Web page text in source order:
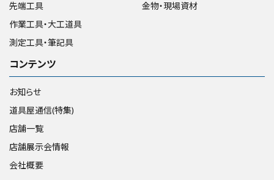
先端工具
作業工具・大工道具
測定工具・筆記具
金物・現場資材
コンテンツ
お知らせ
道具屋通信(特集)
店舗一覧
店舗展示会情報
会社概要